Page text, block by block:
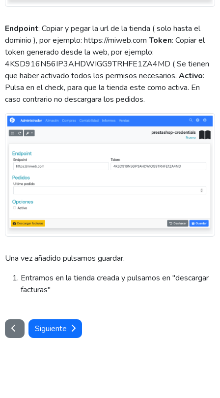
Endpoint: Copiar y pegar la url de la tienda ( solo hasta el
dominio ), por ejemplo: https://miweb.com Token: Copiar el
token generado desde la web, por ejemplo:
4KSD916N56IP3AHDWIGG9TRHFE1ZA4MD ( Se tienen
que haber activado todos los permisos necesarios. Activo:
Pulsa en el check, para que la tienda este como activa. En
caso contrario no descargara los pedidos.
Una vez añadido pulsamos guardar.
Entramos en la tienda creada y pulsamos en "descargar
facturas"
Siguiente